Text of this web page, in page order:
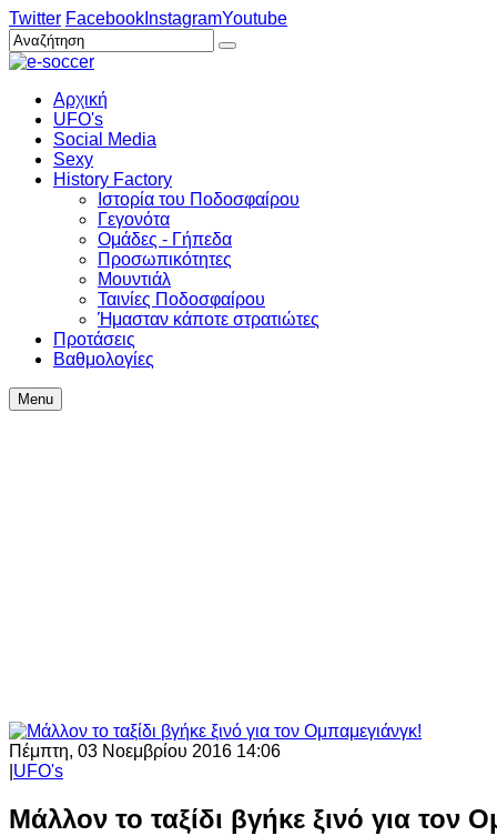
Twitter Facebook InstagramYoutube
Αρχική
UFO's
Social Media
Sexy
History Factory
Ιστορία του Ποδοσφαίρου
Γεγονότα
Ομάδες - Γήπεδα
Προσωπικότητες
Μουντιάλ
Ταινίες Ποδοσφαίρου
Ήμασταν κάποτε στρατιώτες
Προτάσεις
Βαθμολογίες
Menu
Πέμπτη, 03 Νοεμβρίου 2016 14:06
UFO's
Μάλλον το ταξίδι βγήκε ξινό για τον